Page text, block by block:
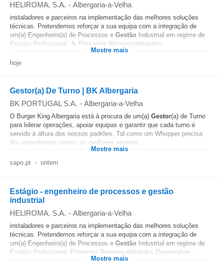
HELIROMA, S.A. - Albergaria-a-Velha
instaladores e parceiros na implementação das melhores soluções
técnicas. Pretendemos reforçar a sua equipa com a integração de
um(a) Engenheiro(a) de Processos e Gestão Industrial em regime de
Estágio Profissional. 🔧 Principais Responsabilidades...
Mostre mais
hoje
Gestor(a) De Turno | BK Albergaria
BK PORTUGAL S.A. - Albergaria-a-Velha
O Burger King Albergaria está à procura de um(a) Gestor(a) de Turno
para liderar operações, apoiar equipas e garantir que cada turno é
servido à altura dos nossos padrões. Tal como um Whopper precisa
dos ingredientes certos, as melhores equipas...
Mostre mais
sapo.pt - ontem
Estágio - engenheiro de processos e gestão
industrial
HELIROMA, S.A. - Albergaria-a-Velha
instaladores e parceiros na implementação das melhores soluções
técnicas. Pretendemos reforçar a sua equipa com a integração de
um(a) Engenheiro(a) de Processos e Gestão Industrial em regime de
Estágio Profissional. Principais Responsabilidades Desenvolver...
Mostre mais